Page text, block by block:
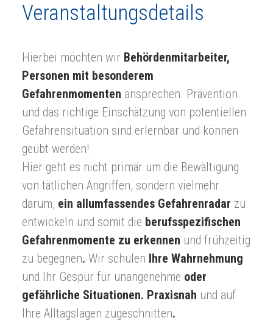
Veranstaltungsdetails
Hierbei möchten wir Behördenmitarbeiter,
Personen mit besonderem
Gefahrenmomenten ansprechen. Prävention
und das richtige Einschätzung von potentiellen
Gefahrensituation sind erlernbar und können
geübt werden!
Hier geht es nicht primär um die Bewältigung
von tätlichen Angriffen, sondern vielmehr
darum, ein allumfassendes Gefahrenradar zu
entwickeln und somit die berufsspezifischen
Gefahrenmomente zu erkennen und frühzeitig
zu begegnen. Wir schulen Ihre Wahrnehmung
und Ihr Gespür für unangenehme oder
gefährliche Situationen. Praxisnah und auf
Ihre Alltagslagen zugeschnitten.